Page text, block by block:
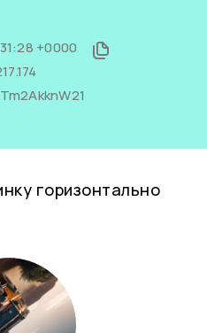
+0000
горизонтально